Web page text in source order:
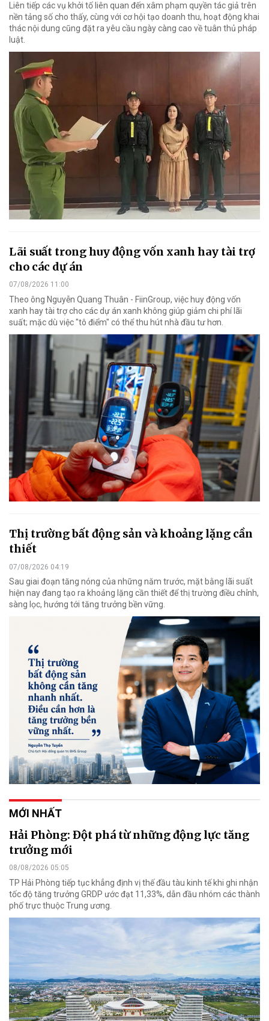
Liên tiếp các vụ khởi tố liên quan đến xâm phạm quyền tác giả trên
nền tảng số cho thấy, cùng với cơ hội tạo doanh thu, hoạt động khai
thác nội dung cũng đặt ra yêu cầu ngày càng cao về tuân thủ pháp
luật.
Lãi suất trong huy động vốn xanh hay tài trợ
cho các dự án
07/08/2026 11:00
Theo ông Nguyễn Quang Thuân - FiinGroup, việc huy động vốn
xanh hay tài trợ cho các dự án xanh không giúp giảm chi phí lãi
suất; mặc dù việc "tô điểm" có thể thu hút nhà đầu tư hơn.
Thị trường bất động sản và khoảng lặng cần
thiết
07/08/2026 04:19
Sau giai đoạn tăng nóng của những năm trước, mặt bằng lãi suất
hiện nay đang tạo ra khoảng lặng cần thiết để thị trường điều chỉnh,
sàng lọc, hướng tới tăng trưởng bền vững.
MỚI NHẤT
Hải Phòng: Đột phá từ những động lực tăng
trưởng mới
08/08/2026 05:05
TP Hải Phòng tiếp tục khẳng định vị thế đầu tàu kinh tế khi ghi nhận
tốc độ tăng trưởng GRDP ước đạt 11,33%, dẫn đầu nhóm các thành
phố trực thuộc Trung ương.